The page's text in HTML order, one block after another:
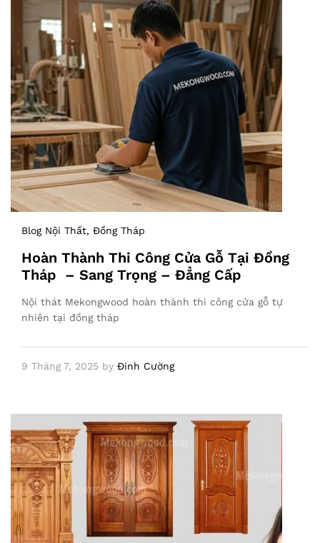
Blog Nội Thất, Đồng Tháp
Hoàn Thành Thi Công Cửa Gỗ Tại Đồng
Tháp – Sang Trọng – Đẳng Cấp
Nội thát Mekongwood hoàn thành thi công cửa gỗ tự
nhiên tại đồng tháp
9 Tháng 7, 2025 by Đinh Cường